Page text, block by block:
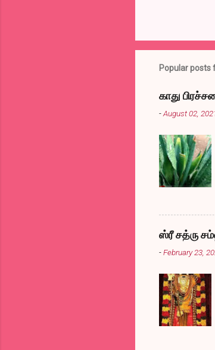
Popular posts
காது
-August 02,
ஸ்ரீ சத்ரு
-February 23,